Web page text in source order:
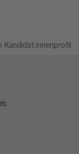
Kandidat:innenprofil